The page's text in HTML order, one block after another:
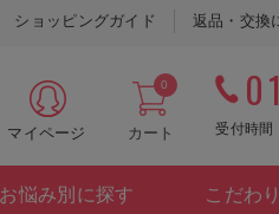
マイページ カート
0
受付時間
ショッピングガイド 返品・交換
お悩み別に探す こだわ